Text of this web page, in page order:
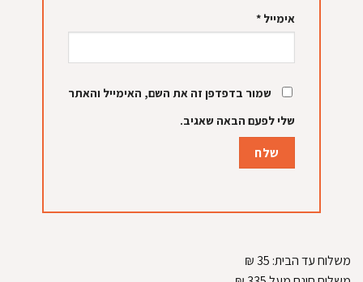
אימייל *
שמור בדפדפן זה את השם, האימייל והאתר
שלי לפעם הבאה שאגיב.
משלוח עד הבית:
₪